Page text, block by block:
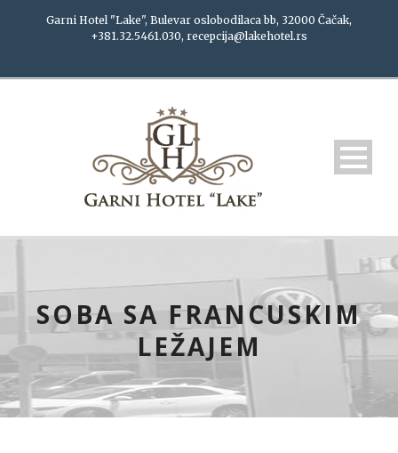
Garni Hotel "Lake", Bulevar oslobodilaca bb, 32000 Čačak,
+381.32.5461.030, recepcija@lakehotel.rs
SOBA SA FRANCUSKIM
LEŽAJEM